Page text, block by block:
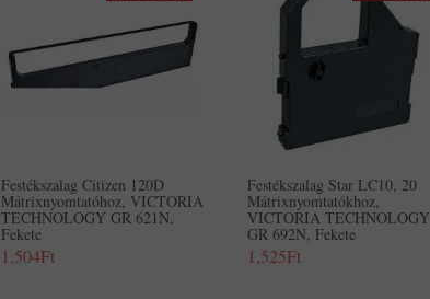
Festékszalag Citizen 120D
Mátrixnyomtatóhoz, VICTORIA
TECHNOLOGY GR 621N,
Fekete
1,504Ft
Festékszalag Star LC10, 20
Mátrixnyomtatókhoz,
VICTORIA TECHNOLOGY
GR 692N, Fekete
1,525Ft